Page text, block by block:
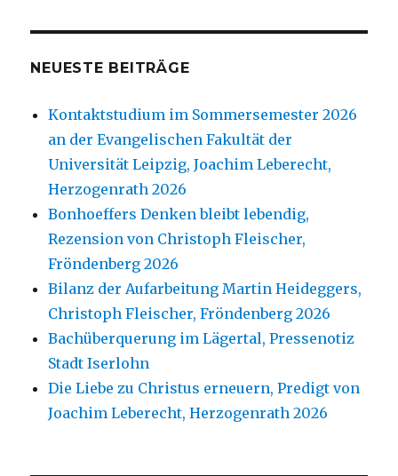
NEUESTE BEITRÄGE
Kontaktstudium im Sommersemester 2026
an der Evangelischen Fakultät der
Universität Leipzig, Joachim Leberecht,
Herzogenrath 2026
Bonhoeffers Denken bleibt lebendig,
Rezension von Christoph Fleischer,
Fröndenberg 2026
Bilanz der Aufarbeitung Martin Heideggers,
Christoph Fleischer, Fröndenberg 2026
Bachüberquerung im Lägertal, Pressenotiz
Stadt Iserlohn
Die Liebe zu Christus erneuern, Predigt von
Joachim Leberecht, Herzogenrath 2026